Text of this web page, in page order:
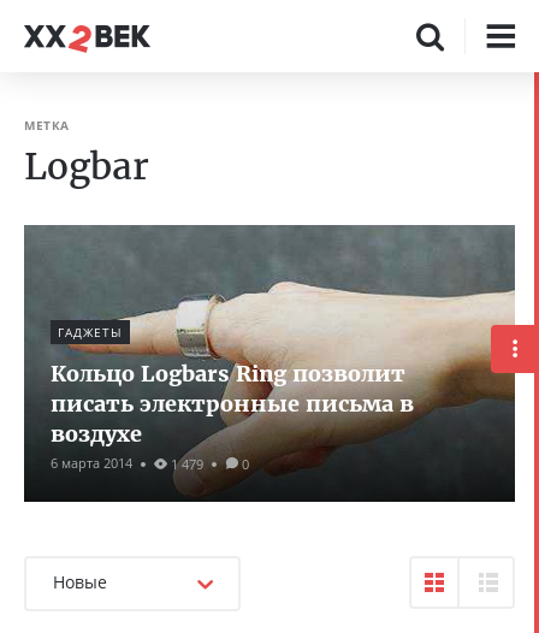
МЕТКА
Logbar
ГАДЖЕТЫ
Кольцо Logbars Ring позволит
писать электронные письма в
воздухе
6 марта 2014 1 479 0
Новые